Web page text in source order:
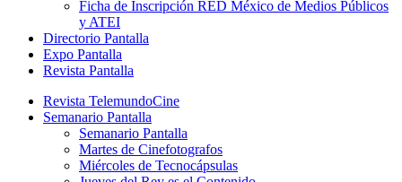
Ficha de Inscripción RED México de Medios Públicos
y ATEI
Directorio Pantalla
Expo Pantalla
Revista Pantalla
Revista TelemundoCine
Semanario Pantalla
Semanario Pantalla
Martes de Cinefotografos
Miércoles de Tecnocápsulas